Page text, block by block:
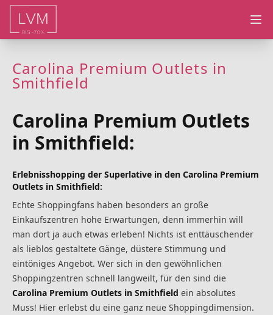
Carolina Premium Outlets in
Smithfield
Carolina Premium Outlets
in Smithfield:
Erlebnisshopping der Superlative in den Carolina Premium
Outlets in Smithfield:
Echte Shoppingfans haben besonders an große
Einkaufszentren hohe Erwartungen, denn immerhin will
man dort ja auch etwas erleben! Nichts ist enttäuschender
als lieblos gestaltete Gänge, düstere Stimmung und
eintöniges Angebot. Wer sich in den gewöhnlichen
Shoppingzentren schnell langweilt, für den sind die
Carolina Premium Outlets in Smithfield ein absolutes
Muss! Hier erlebst du eine ganz neue Shoppingdimension.